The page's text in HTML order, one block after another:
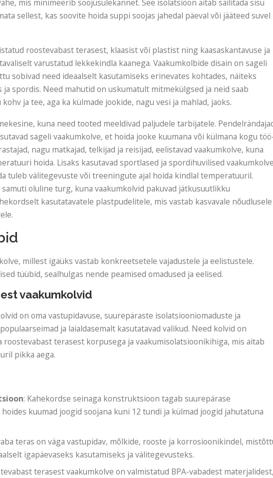
mis minimeerib soojusülekannet. See isolatsioon aitab säilitada sisu
sellest, kas soovite hoida suppi soojas jahedal päeval või jääteed suvel
roostevabast terasest, klaasist või plastist ning kaasaskantavuse ja
varustatud lekkekindla kaanega. Vaakumkolbide disain on sageli
sobivad need ideaalselt kasutamiseks erinevates kohtades, näiteks
spordis. Need mahutid on uskumatult mitmekülgsed ja neid saab
ja tee, aga ka külmade jookide, nagu vesi ja mahlad, jaoks.
kuna need tooted meeldivad paljudele tarbijatele.
sageli vaakumkolve, et hoida jooke kuumana või külmana kogu
nagu matkajad, telkijad ja reisijad, eelistavad vaakumkolve, kuna
hoida. Lisaks kasutavad sportlased ja spordihuvilised
tuleb välitegevuste või treeningute ajal hoida kindlal temperatuuril.
oluline turg, kuna vaakumkolvid pakuvad jätkusuutlikku
kasutatavatele plastpudelitele, mis vastab kasvavale nõudlusele
millest igaüks vastab konkreetsetele vajadustele ja eelistustele.
tüübid, sealhulgas nende peamised omadused ja eelised.
vaakumkolvid
on oma vastupidavuse, suurepäraste isolatsiooniomaduste ja
ja laialdasemalt kasutatavad valikud. Need kolvid on
terasest korpusega ja vaakumisolatsioonikihiga, mis aitab
pikka aega.
: Kahekordse seinaga konstruktsioon tagab suurepärase
kuumad joogid soojana kuni 12 tundi ja külmad joogid jahutatuna
teras on väga vastupidav, mõlkide, rooste ja korrosioonikindel,
igapäevaseks kasutamiseks ja välitegevusteks.
terasest vaakumkolve on valmistatud BPA-vabadest